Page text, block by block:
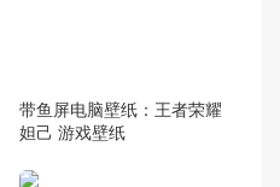
带鱼屏电脑壁纸：王者荣耀
妲己 游戏壁纸